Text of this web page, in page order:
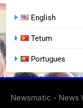
English
Tetum
Portugues
Newsmatic - News